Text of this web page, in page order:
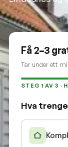
Få 2–3
Tar under ett
STEG 1 AV 3 ·
Hva